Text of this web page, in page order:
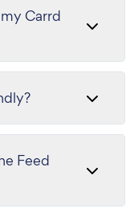
Carrd
Feed